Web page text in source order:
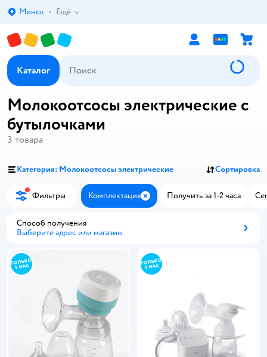
Выбор адреса доставки.
Минск Ещё
Каталог
Молокоотсосы электрические с
бутылочками
3 товара
Категория: Молокоотсосы электрические Сортировка
Фильтры Комплектация ЗакрытьПолучить за 1-2 часа
Способ получения
Выберите адрес или магазин